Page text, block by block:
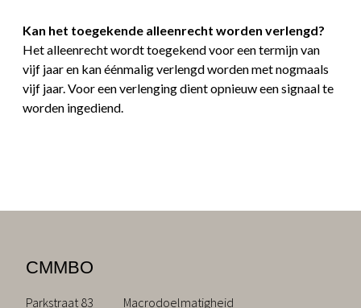
Kan het toegekende alleenrecht worden verlengd?
Het alleenrecht wordt toegekend voor een termijn van
vijf jaar en kan éénmalig verlengd worden met nogmaals
vijf jaar. Voor een verlenging dient opnieuw een signaal te
worden ingediend.
CMMBO
Parkstraat 83 Macrodoelmatigheid